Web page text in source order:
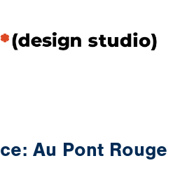
Au Pont Rouge